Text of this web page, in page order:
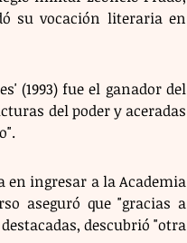
su vocación literaria en
(1993) fue el ganador del
del poder y aceradas
en ingresar a la Academia
aseguró que "gracias a
descubrió "otra